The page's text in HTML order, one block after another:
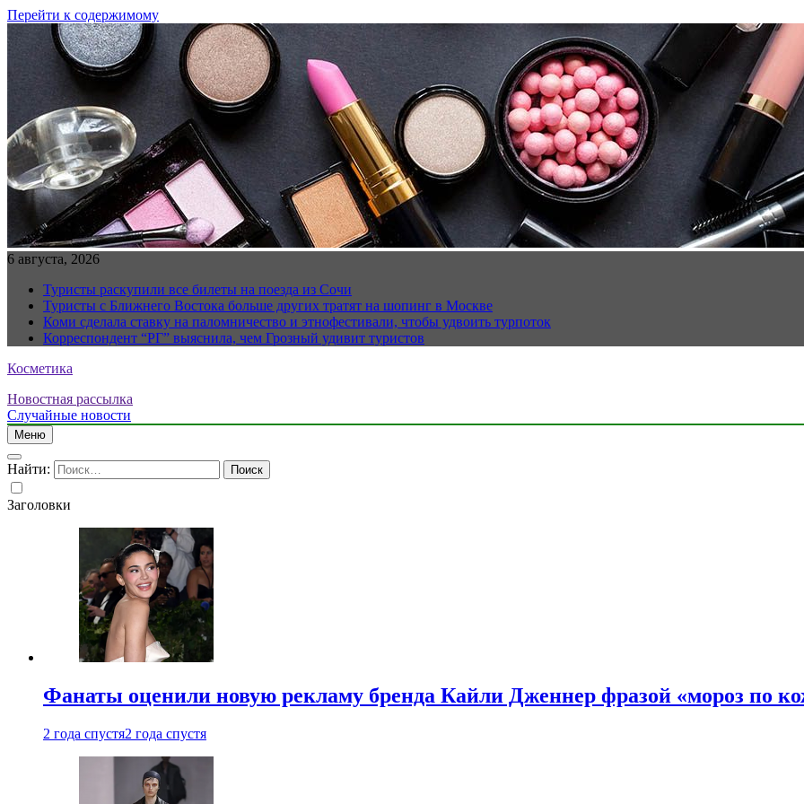
Перейти к содержимому
6 августа, 2026
Туристы раскупили все билеты на поезда из Сочи
Туристы с Ближнего Востока больше других тратят на шопинг в Москве
Коми сделала ставку на паломничество и этнофестивали, чтобы удвоить турпоток
Корреспондент “РГ” выяснила, чем Грозный удивит туристов
Косметика
Новостная рассылка
Случайные новости
Меню
Найти:
Заголовки
Фанаты оценили новую рекламу бренда Кайли Дженнер фразой «мороз по
2 года спустя2 года спустя